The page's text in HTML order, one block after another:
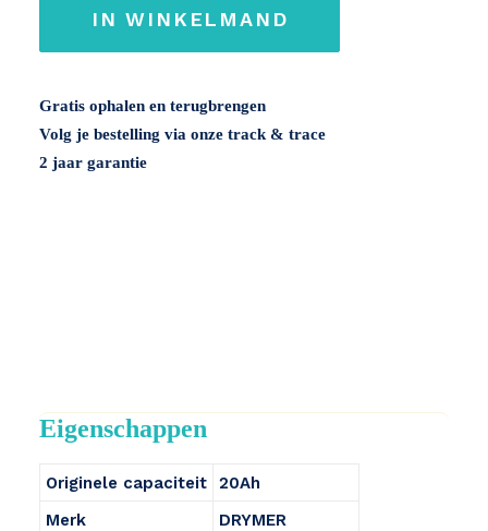
IN WINKELMAND
Gratis ophalen en terugbrengen
Volg je bestelling via onze track & trace
2 jaar garantie
Eigenschappen
Originele capaciteit
20Ah
Merk
DRYMER